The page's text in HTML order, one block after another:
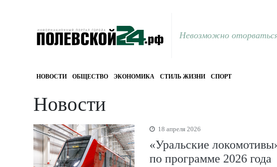
Невозможно
НОВОСТИ ОБЩЕСТВО ЭКОНОМИКА СТИЛЬ ЖИЗНИ СПОРТ
Новости
18 апреля 2026
«Уральские
по программе 2026 года